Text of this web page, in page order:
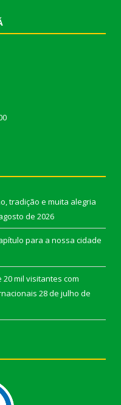
tradição e muita alegria
de 2026
para a nossa cidade
20 mil visitantes com
28 de julho de